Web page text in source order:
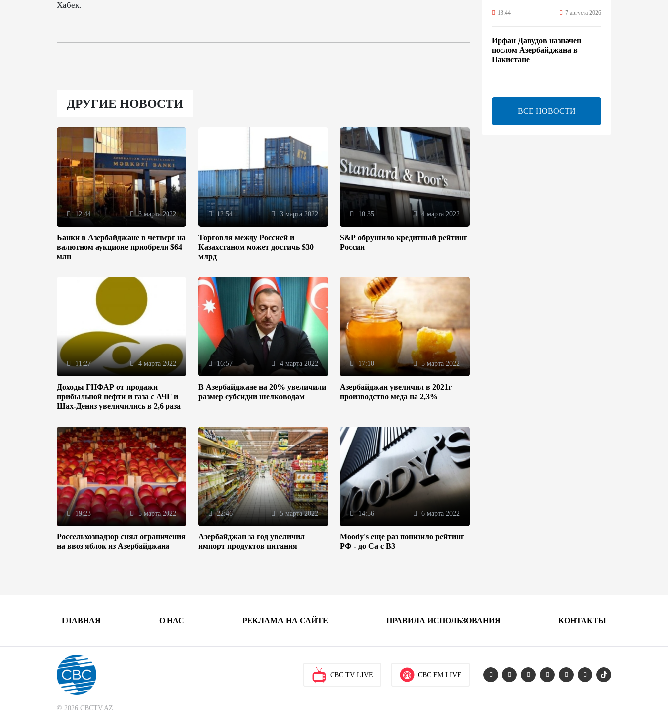
Хабек.
ДРУГИЕ НОВОСТИ
12:44 3 марта 2022
Банки в Азербайджане в четверг на
валютном аукционе приобрели $64
млн
12:54 3 марта 2022
Торговля между Россией и
Казахстаном может достичь $30
млрд
10:35 4 марта 2022
S&P обрушило кредитный рейтинг
России
11:27 4 марта 2022
Доходы ГНФАР от продажи
прибыльной нефти и газа с АЧГ и
Шах-Дениз увеличились в 2,6 раза
16:57 4 марта 2022
В Азербайджане на 20% увеличили
размер субсидии шелководам
17:10 5 марта 2022
Азербайджан увеличил в 2021г
производство меда на 2,3%
19:23 5 марта 2022
Россельхознадзор снял ограничения
на ввоз яблок из Азербайджана
22:46 5 марта 2022
Азербайджан за год увеличил
импорт продуктов питания
14:56 6 марта 2022
Moody's еще раз понизило рейтинг
РФ - до Ca с B3
13:44 7 августа 2026
Ирфан Давудов назначен
послом Азербайджана в
Пакистане
взаимном выделении
образовательных квот между
Процесс сближения Армении
10:40 7 августа 2026
ВСЕ НОВОСТИ
ГЛАВНАЯ О НАС РЕКЛАМА НА САЙТЕ ПРАВИЛА ИСПОЛЬЗОВАНИЯ КОНТАКТЫ
CBC TV LIVE CBC FM LIVE
© 2026 CBCTV.AZ